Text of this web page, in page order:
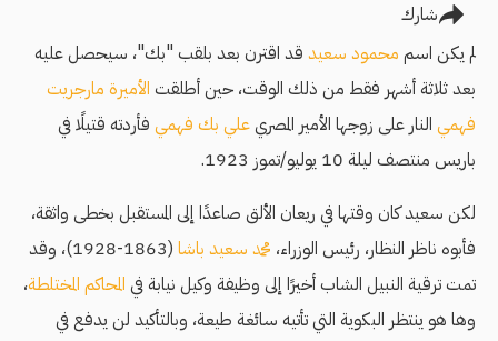
شارك
لم يكن اسم محمود سعيد قد اقترن بعد بلقب "بك"، سيحصل عليه
بعد ثلاثة أشهر فقط من ذلك الوقت، حين أطلقت الأميرة مارجريت
فهمي النار على زوجها الأمير المصريعلي بك فهمي فأردته قتيلًا في
باريس منتصف ليلة 10 يوليو/تموز 1923.
لكن سعيد كان وقتها في ريعان الألق صاعدًا إلى المستقبل بخطى واثقة،
فأبوه ناظر النظار، رئيس الوزراء، محمد سعيد باشا
(1863-1928)، وقد
تمت ترقية النبيل الشاب أخيرًا إلى وظيفة وكيل نيابة في المحاكم المختلطة،
وها هو ينتظر البكوية التي تأتيه سائغة طيعة، وبالتأكيد لن يدفع في